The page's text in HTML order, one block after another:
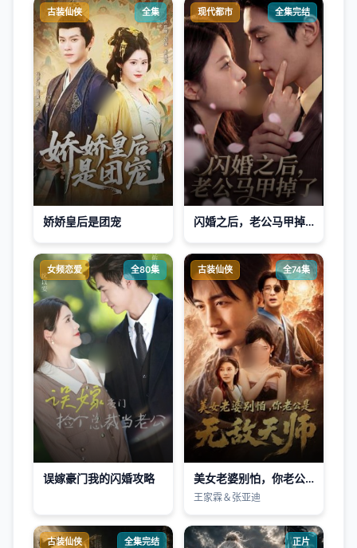
古装仙侠 全集
娇娇皇后是团宠
现代都市 全集完结
闪婚之后，老公马甲掉了
女频恋爱 全80集
误嫁豪门我的闪婚攻略
古装仙侠 全74集
美女老婆别怕，你老公是无敌天师
王家霖＆张亚迪
古装仙侠 全集完结 正片